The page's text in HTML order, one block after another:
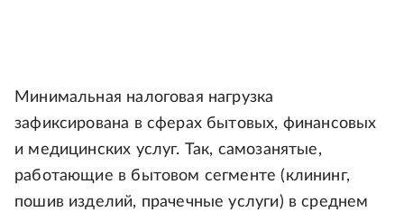
Минимальная налоговая нагрузка
зафиксирована в сферах бытовых, финансовых
и медицинских услуг. Так, самозанятые,
работающие в бытовом сегменте (клининг,
пошив изделий, прачечные услуги) в среднем